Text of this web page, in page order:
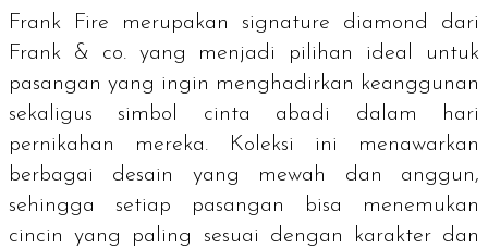
Frank Fire merupakan signature diamond
dari
Frank & co. yang menjadi pilihan ideal untuk
pasangan yang ingin menghadirkan keanggunan
sekaligus simbol cinta abadi dalam hari
pernikahan mereka. Koleksi ini menawarkan
berbagai desain yang mewah dan anggun,
sehingga setiap pasangan bisa menemukan
cincin yang paling sesuai dengan karakter dan